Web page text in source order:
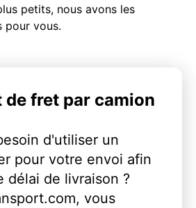
petits, nous avons les
pour vous.
fret par camion
d'utiliser un
pour votre envoi afin
délai de livraison ?
vous